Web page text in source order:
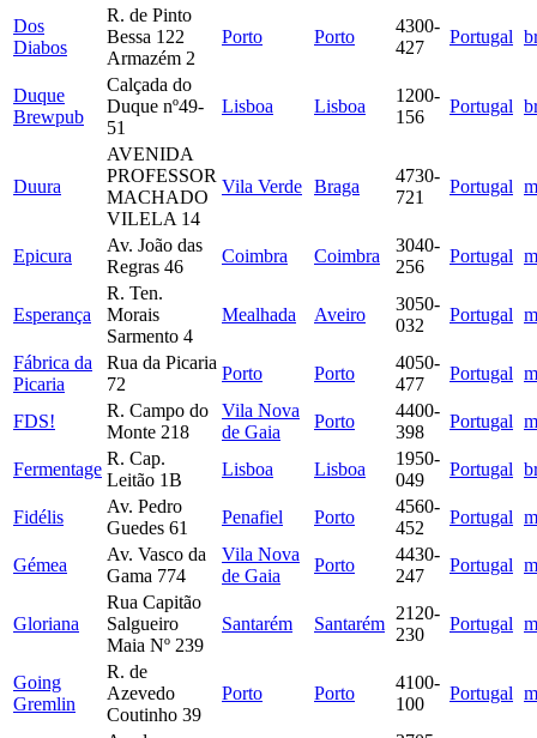
Dos
Diabos
R. de Pinto
Bessa 122
Armazém 2
Porto Porto
4300-
427
Portugal
Duque
Brewpub
Calçada do
Duque nº49-
51
Lisboa Lisboa
1200-
156
Portugal
Duura
AVENIDA
PROFESSOR
MACHADO
VILELA 14
Vila Verde Braga
4730-
721
Portugal
Epicura
Av. João das
Regras 46
Coimbra Coimbra
3040-
256
Portugal
Esperança
R. Ten.
Morais
Sarmento 4
Mealhada Aveiro
3050-
032
Portugal
Fábrica da
Picaria
Rua da Picaria
72
Porto Porto
4050-
477
Portugal
FDS!
R. Campo do
Monte 218
Vila Nova
de Gaia
Porto
4400-
398
Portugal
Fermentage
R. Cap.
Leitão 1B
Lisboa Lisboa
1950-
049
Portugal
Fidélis
Av. Pedro
Guedes 61
Penafiel Porto
4560-
452
Portugal
Gémea
Av. Vasco da
Gama 774
Vila Nova
de Gaia
Porto
4430-
247
Portugal
Gloriana
Rua Capitão
Salgueiro
Maia Nº 239
Santarém Santarém
2120-
230
Portugal
Going
Gremlin
R. de
Azevedo
Coutinho 39
Porto Porto
4100-
100
Portugal